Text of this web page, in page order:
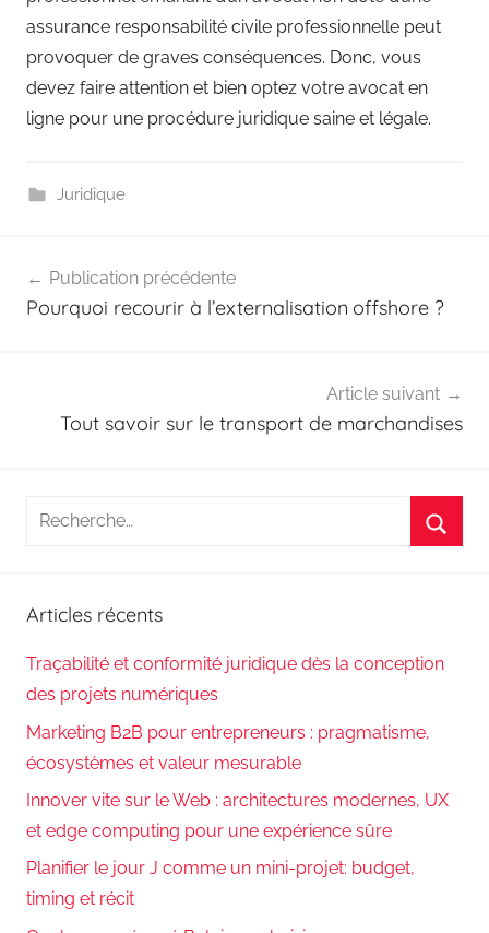
assurance responsabilité civile professionnelle peut
provoquer de graves conséquences. Donc, vous
devez faire attention et bien optez votre avocat en
ligne pour une procédure juridique saine et légale.
Juridique
de
Publication précédente
Pourquoi recourir à l’externalisation offshore ?
Article suivant
Tout savoir sur le transport de marchandises
Recherche
Articles récents
Traçabilité et conformité juridique dès la conception
des projets numériques
Marketing B2B pour entrepreneurs : pragmatisme,
écosystèmes et valeur mesurable
Innover vite sur le Web : architectures modernes, UX
et edge computing pour une expérience sûre
Planifier le jour J comme un mini-projet: budget,
timing et récit